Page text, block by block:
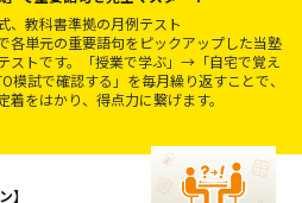
、教科書準拠の月例テスト
各単元の重要語句をピックアップした当塾
ストです。「授業で学ぶ」→「自宅で覚え
模試で確認する」を毎月繰り返すことで、
着をはかり、得点力に繋げます。
】